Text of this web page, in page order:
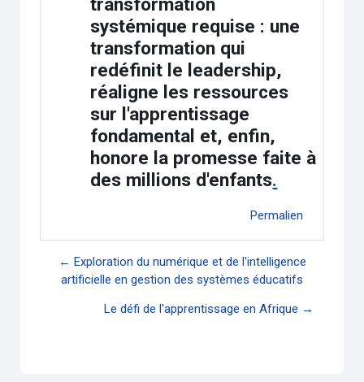
systémique requise : une
transformation qui
redéfinit le leadership,
réaligne les ressources
sur l'apprentissage
fondamental et, enfin,
honore la promesse faite à
des millions d'enfants.
Permalien
← Exploration du numérique et de l'intelligence
artificielle en gestion des systèmes éducatifs
Le défi de l'apprentissage en Afrique →